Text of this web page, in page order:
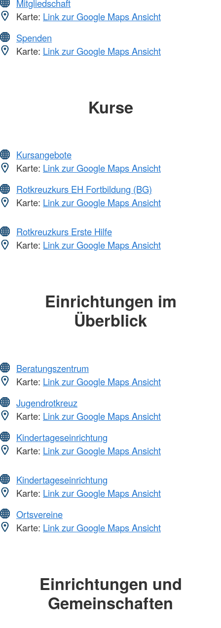
Mitgliedschaft
Karte: Link zur Google Maps Ansicht
Spenden
Karte: Link zur Google Maps Ansicht
Kurse
Kursangebote
Karte: Link zur Google Maps Ansicht
Rotkreuzkurs EH Fortbildung (BG)
Karte: Link zur Google Maps Ansicht
Rotkreuzkurs Erste Hilfe
Karte: Link zur Google Maps Ansicht
Einrichtungen im
Überblick
Beratungszentrum
Karte: Link zur Google Maps Ansicht
Jugendrotkreuz
Karte: Link zur Google Maps Ansicht
Kindertageseinrichtung
Karte: Link zur Google Maps Ansicht
Kindertageseinrichtung
Karte: Link zur Google Maps Ansicht
Ortsvereine
Karte: Link zur Google Maps Ansicht
Einrichtungen und
Gemeinschaften